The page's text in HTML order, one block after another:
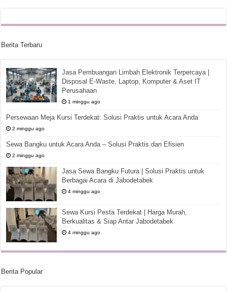
Berita Terbaru
Jasa Pembuangan Limbah Elektronik Terpercaya |
Disposal E-Waste, Laptop, Komputer & Aset IT
Perusahaan
1 minggu ago
Persewaan Meja Kursi Terdekat: Solusi Praktis untuk Acara Anda
2 minggu ago
Sewa Bangku untuk Acara Anda – Solusi Praktis dan Efisien
2 minggu ago
Jasa Sewa Bangku Futura | Solusi Praktis untuk
Berbagai Acara di Jabodetabek
4 minggu ago
Sewa Kursi Pesta Terdekat | Harga Murah,
Berkualitas & Siap Antar Jabodetabek
4 minggu ago
Berita Popular